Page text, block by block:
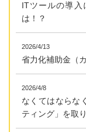
ITツールの導入
は！？
2026/4/13
省力化補助金（
2026/4/8
なくてはならな
ティング」を取